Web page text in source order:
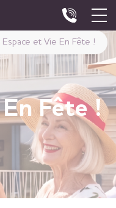
Espace et Vie En Fête !
Fête !